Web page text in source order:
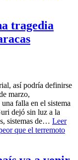
tragedia
así podría definirse
marzo,
falla en el sistema
dejó sin luz a la
sistemas de… Leer
que el terremoto